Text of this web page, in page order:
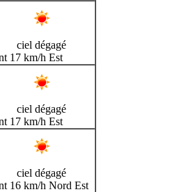
ciel dégagé
17 km/h Est
ciel dégagé
17 km/h Est
ciel dégagé
16 km/h Nord Est